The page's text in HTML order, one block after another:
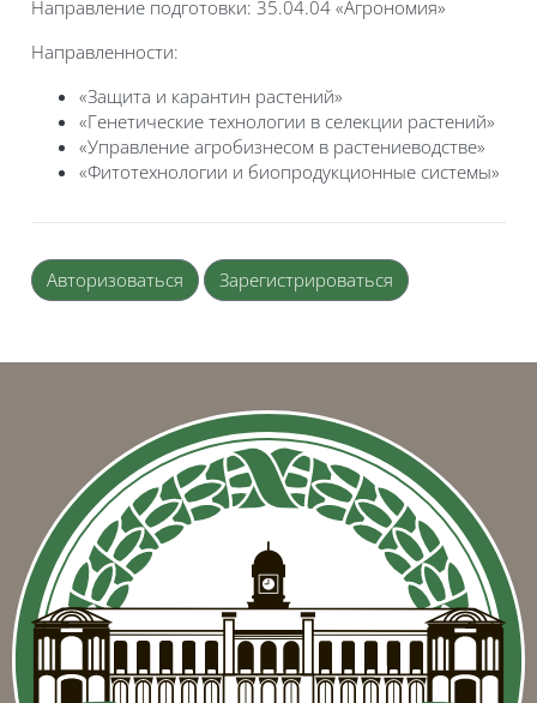
Направление подготовки: 35.04.04 «Агрономия»
Направленности:
«Защита и карантин растений»
«Генетические технологии в селекции растений»
«Управление агробизнесом в растениеводстве»
«Фитотехнологии и биопродукционные системы»
Авторизоваться Зарегистрироваться